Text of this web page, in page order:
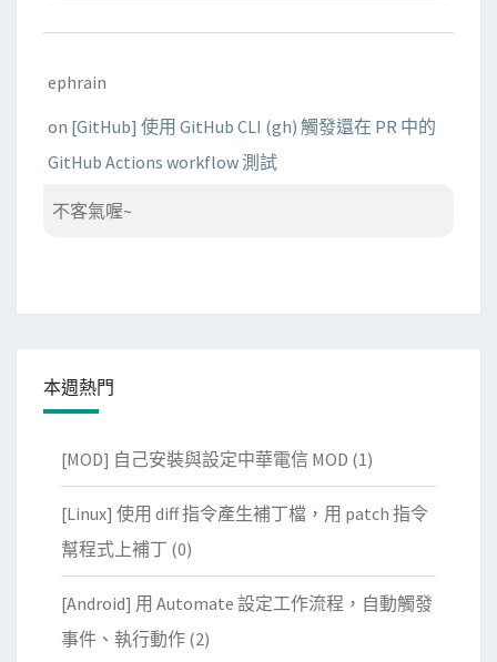
ephrain
on [GitHub] 使用 GitHub CLI (gh) 觸發還在 PR 中的
GitHub Actions workflow 測試
不客氣喔~
本週熱門
[MOD] 自己安裝與設定中華電信 MOD (1)
[Linux] 使用 diff 指令產生補丁檔，用 patch 指令
幫程式上補丁 (0)
[Android] 用 Automate 設定工作流程，自動觸發
事件、執行動作 (2)